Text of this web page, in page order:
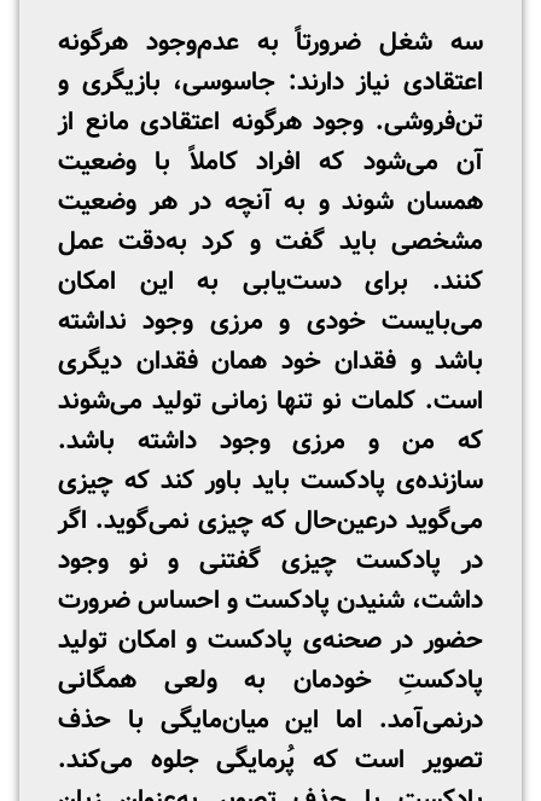
سه شغل ضرورتاً به عدم‌وجود هرگونه
اعتقادی نیاز دارند: جاسوسی، بازیگری و
تن‌فروشی. وجود هرگونه اعتقادی مانع از
آن می‌شود که افراد کاملاً با وضعیت
همسان شوند و به آنچه در هر وضعیت
مشخصی باید گفت و کرد به‌دقت عمل
کنند. برای دست‌یابی به این امکان
می‌بایست خودی و مرزی وجود نداشته
باشد و فقدان خود همان فقدان دیگری
است. کلمات نو تنها زمانی تولید می‌شوند
که من و مرزی وجود داشته باشد.
سازنده‌ی پادکست باید باور کند که چیزی
می‌گوید درعین‌حال که چیزی نمی‌گوید. اگر
در پادکست چیزی گفتنی و نو وجود
داشت، شنیدن پادکست و احساس ضرورت
حضور در صحنه‌ی پادکست و امکان تولید
پادکستِ خودمان به ولعی همگانی
درنمی‌آمد. اما این میان‌مایگی با حذف
تصویر است که پُرمایگی جلوه می‌کند.